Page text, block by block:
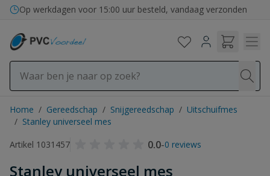
Ga naar de inhoud
Op werkdagen voor 15:00 uur besteld, vandaag verzonden
Home / Gereedschap / Snijgereedschap / Uitschuifmes
/ Stanley universeel mes
Artikel 1031457
0.0-0 reviews
Stanley universeel mes